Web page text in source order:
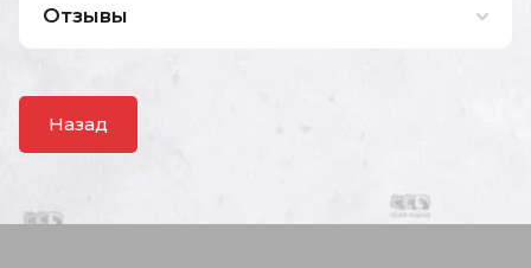
Отзывы
Назад